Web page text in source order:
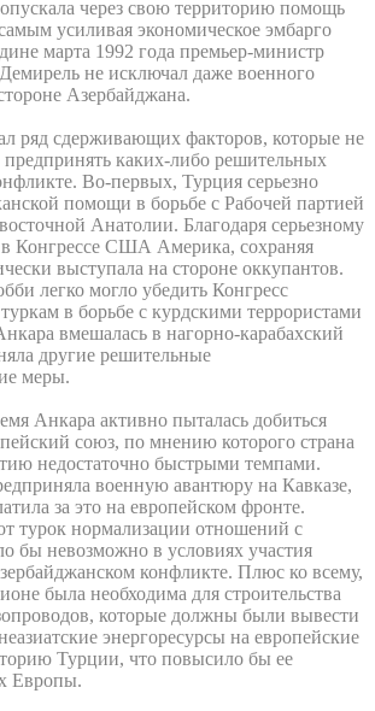
через свою территорию помощь
усиливая экономическое эмбарго
марта 1992 года премьер-министр
не исключал даже военного
Азербайджана.
ряд сдерживающих факторов, которые не
каких-либо решительных
Во-первых, Турция серьезно
помощи в борьбе с Рабочей партией
Анатолии. Благодаря серьезному
Конгрессе США Америка, сохраняя
выступала на стороне оккупантов.
легко могло убедить Конгресс
в борьбе с курдскими террористами
вмешалась в нагорно-карабахский
другие решительные
меры.
Анкара активно пыталась добиться
союз, по мнению которого страна
недостаточно быстрыми темпами.
военную авантюру на Кавказе,
за это на европейском фронте.
турок нормализации отношений с
бы невозможно в условиях участия
конфликте. Плюс ко всему,
была необходима для строительства
которые должны были вывести
энергоресурсы на европейские
Турции, что повысило бы ее
Европы.